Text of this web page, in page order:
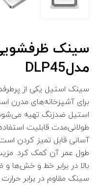
سینک
مدلDLP45
سینک استیل یکی از
برای آشپزخانه‌های مدرن
استیل ضدزنگ تهیه
طولانی‌مدت قابلیت
آسانی قابل تمیز کردن
طول عمر آن کمک کرد.
بالا در برابر خط و خش‌ها
سینک مقاوم در برابر